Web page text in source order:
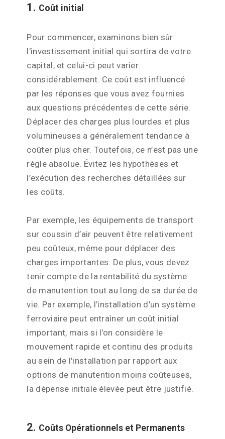
1. Coût initial
Pour commencer, examinons bien sûr
l'investissement initial qui sortira de votre
capital, et celui-ci peut varier
considérablement. Ce coût est influencé
par les réponses que vous avez fournies
aux questions précédentes de cette série.
Déplacer des charges plus lourdes et plus
volumineuses a généralement tendance à
coûter plus cher. Toutefois, ce n’est pas une
règle absolue. Évitez les hypothèses et
l’exécution des recherches détaillées sur
les coûts.
Par exemple, les équipements de transport
sur coussin d’air peuvent être relativement
peu coûteux, même pour déplacer des
charges importantes. De plus, vous devez
tenir compte de la rentabilité du système
de manutention tout au long de sa durée de
vie. Par exemple, l'installation d'un système
ferroviaire peut entraîner un coût initial
important, mais si l'on considère le
mouvement rapide et continu des produits
au sein de l'installation par rapport aux
options de manutention moins coûteuses,
la dépense initiale élevée peut être justifié.
2. Coûts Opérationnels et Permanents